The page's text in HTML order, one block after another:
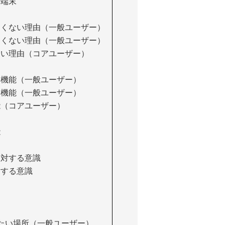
ない理由（一般ユーザー）
ない理由（一般ユーザー）
理由（コアユーザー）
能（一般ユーザー）
能（一般ユーザー）
コアユーザー）
する意識
る意識